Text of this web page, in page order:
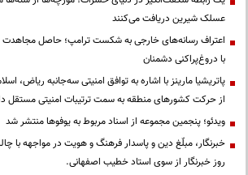
عسلک شیرین دریافت می‌کنند
اعتراف رسانه‌های خارجی به شکست ترامپ؛ حاصل مجاهدت
با دروغ‌پراکنی دشمنان
پاتریشیا مارینز با اشاره به توافق امنیتی سه‌جانبه ریاض،
از حرکت کشورهای منطقه به سمت ترتیبات امنیتی مستقل
ویدئو؛ پنجمین مجموعه از اسناد مربوط به یوفوها منتشر شد
خبرنگار، مبلّغ دین و پاسدار فرهنگ و هویت در مواجهه
روز خبرنگار از سوی استاد خطیب اصفهانی.